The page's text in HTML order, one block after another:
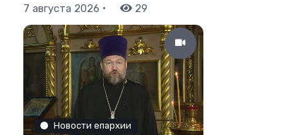
7 августа 2026 • 29
Новости епархии